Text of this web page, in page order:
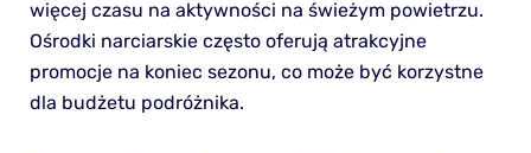
więcej czasu na aktywności na świeżym powietrzu.
Ośrodki narciarskie często oferują atrakcyjne
promocje na koniec sezonu, co może być korzystne
dla budżetu podróżnika.